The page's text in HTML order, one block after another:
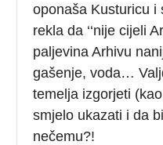
oponaša Kusturicu i
rekla da ‘‘nije cijeli
paljevina Arhivu
gašenje, voda…
temelja izgorjeti
smjelo ukazati i da
nečemu?!